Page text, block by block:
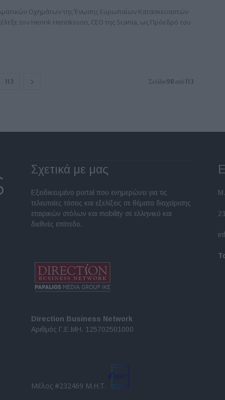
Οχημάτων της Ένωσης Ευρωπαίων Κατασκευαστών
τον Henrik Henriksson, CEO της Scania, ως Πρόεδρό του
113 Σελίδα 98 από 113
Σχετικά με μας
Εξειδικευμένο portal που ενημερώνει για τις
τελευταίες τάσεις και εξελίξεις σε θέματα διαχείρισης
εταιρικών στόλων και mobility σε ελληνικό και
διεθνές επίπεδο.
Direction Business Network
Αριθμός Γ.Ε.ΜΗ. 125702501000
Μέλος #232469 Μ.Η.Τ.